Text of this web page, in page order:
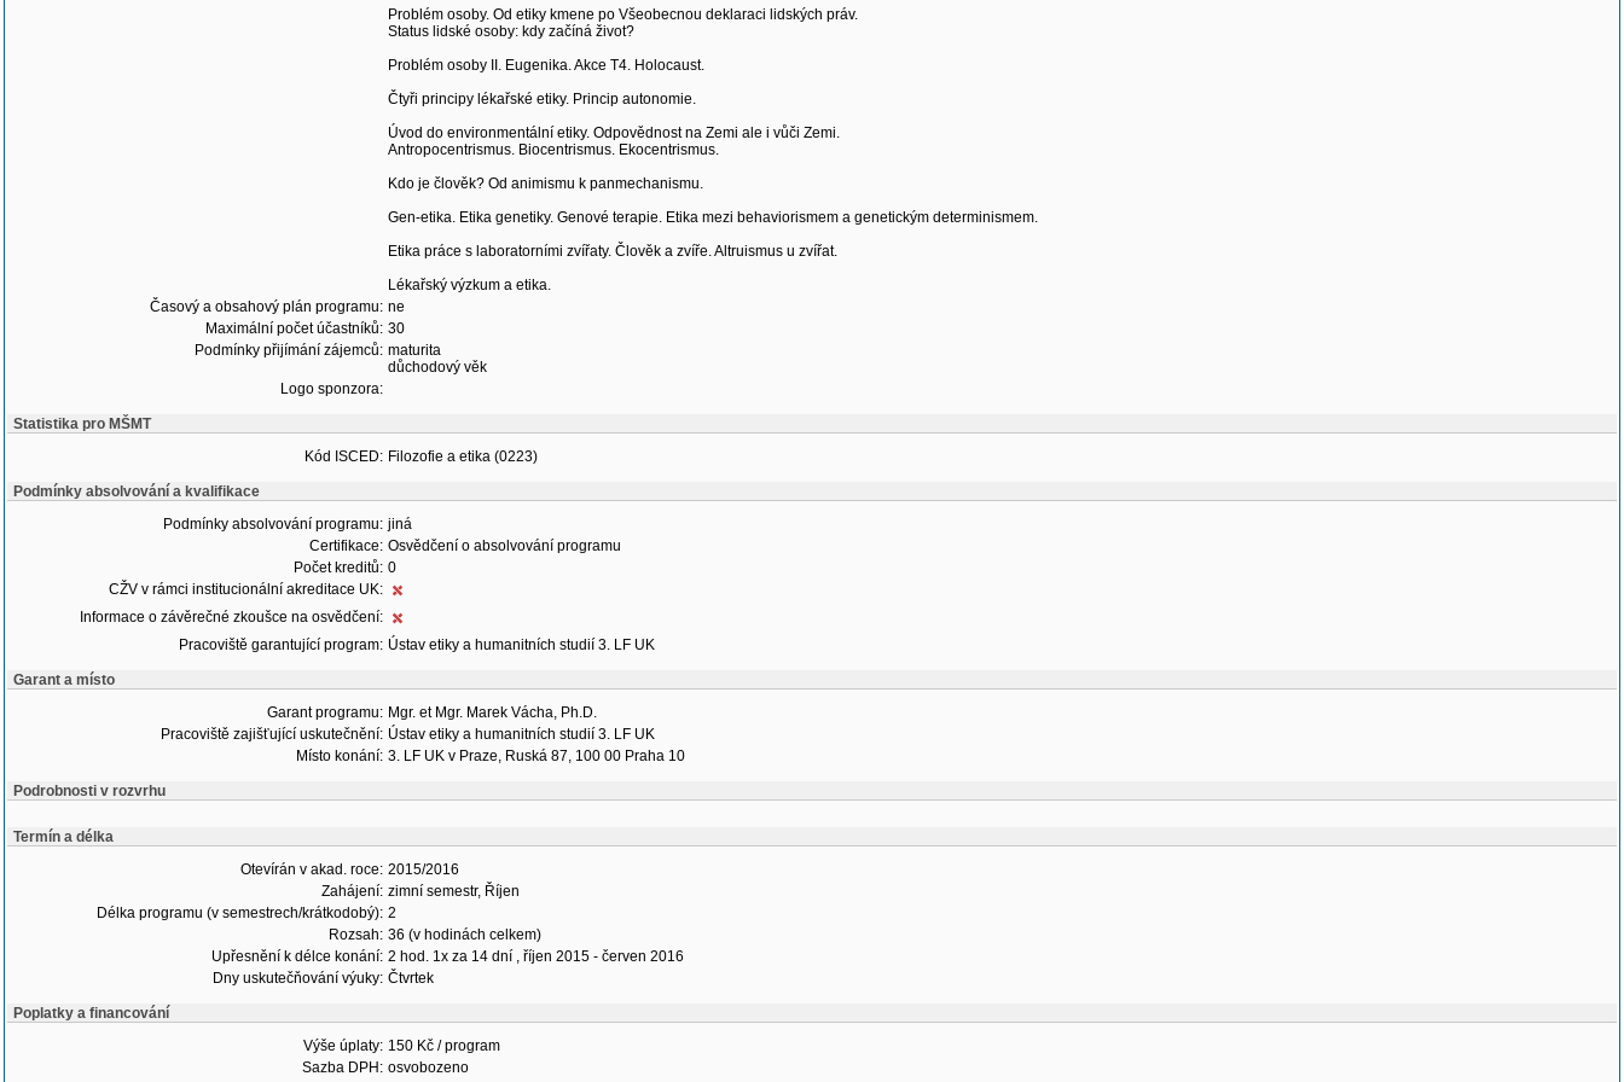
Problém osoby. Od etiky kmene po Všeobecnou deklaraci lidských práv.
Status lidské osoby: kdy začíná život?
Problém osoby II. Eugenika. Akce T4. Holocaust.
Čtyři principy lékařské etiky. Princip autonomie.
Úvod do environmentální etiky. Odpovědnost na Zemi ale i vůči Zemi.
Antropocentrismus. Biocentrismus. Ekocentrismus.
Kdo je člověk? Od animismu k panmechanismu.
Gen-etika. Etika genetiky. Genové terapie. Etika mezi behaviorismem a genetickým determinismem.
Etika práce s laboratorními zvířaty. Člověk a zvíře. Altruismus u zvířat.
Lékařský výzkum a etika.
Časový a obsahový plán programu: ne
Maximální počet účastníků: 30
Podmínky přijímání zájemců: maturita
důchodový věk
Logo sponzora:
Statistika pro MŠMT
Kód ISCED: Filozofie a etika (0223)
Podmínky absolvování a kvalifikace
Podmínky absolvování programu: jiná
Certifikace: Osvědčení o absolvování programu
Počet kreditů: 0
CŽV v rámci institucionální akreditace UK:
Informace o závěrečné zkoušce na osvědčení:
Pracoviště garantující program: Ústav etiky a humanitních studií 3. LF UK
Garant a místo
Garant programu: Mgr. et Mgr. Marek Vácha, Ph.D.
Pracoviště zajišťující uskutečnění: Ústav etiky a humanitních studií 3. LF UK
Místo konání: 3. LF UK v Praze, Ruská 87, 100 00 Praha 10
Podrobnosti v rozvrhu
Termín a délka
Otevírán v akad. roce: 2015/2016
Zahájení: zimní semestr, Říjen
Délka programu (v semestrech/krátkodobý): 2
Rozsah: 36 (v hodinách celkem)
Upřesnění k délce konání: 2 hod. 1x za 14 dní , říjen 2015 - červen 2016
Dny uskutečňování výuky: Čtvrtek
Poplatky a financování
Výše úplaty: 150 Kč / program
Sazba DPH: osvobozeno